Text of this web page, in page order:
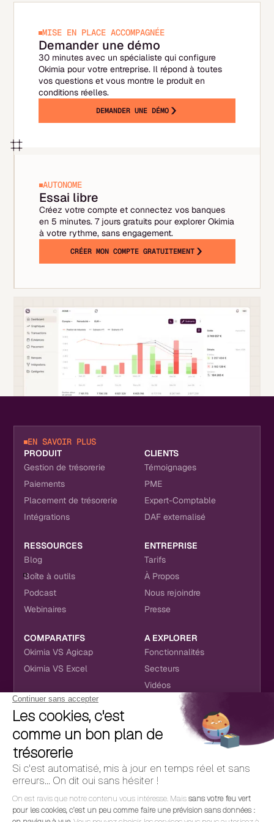
plus fiable à long terme.
MISE EN PLACE ACCOMPAGNÉE
Demander une démo
30 minutes avec un spécialiste qui configure
Okimia pour votre entreprise. Il répond à toutes
vos questions et vous montre le produit en
conditions réelles.
DEMANDER UNE DÉMO
AUTONOME
Essai libre
Créez votre compte et connectez vos banques
en 5 minutes. 7 jours gratuits pour explorer Okimia
à votre rythme, sans engagement.
CRÉER MON COMPTE GRATUITEMENT
EN SAVOIR PLUS
PRODUIT
Gestion de trésorerie
Paiements
Placement de trésorerie
Intégrations
CLIENTS
Témoignages
PME
Expert-Comptable
DAF externalisé
RESSOURCES
Blog
Boîte à outils
Podcast
Webinaires
ENTREPRISE
Tarifs
À Propos
Nous rejoindre
Presse
COMPARATIFS
Okimia VS Agicap
Okimia VS Excel
A EXPLORER
Fonctionnalités
Secteurs
Vidéos
NOUS RETROUVER
CONTACT
hello@okimia.com
01 76 50 33 88
RÉSEAUX SOCIAUX
Youtube
Instagram